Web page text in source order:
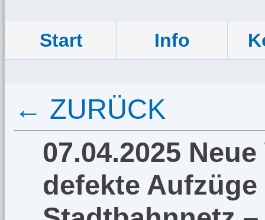
Start Info
← ZURÜCK
07.04.2025
defekte